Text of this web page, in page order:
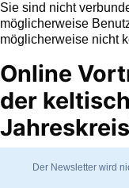
Sie sind nicht
möglicherweise
möglicherweise nicht
Online
der